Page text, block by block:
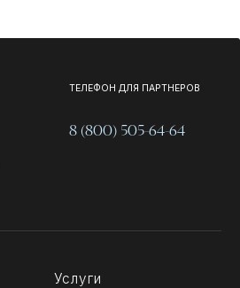
ТЕЛЕФОН ДЛЯ ПАРТНЕРОВ
8 (800) 505-64-64
Услуги